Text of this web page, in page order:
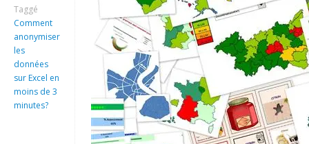
Taggé
Comment
anonymiser
les
données
sur Excel en
moins de 3
minutes?